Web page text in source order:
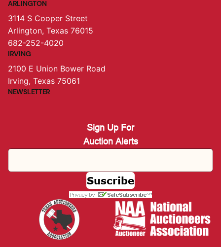
ARLINGTON
3114 S Cooper Street
Arlington, Texas 76015
682-252-4020
IRVING
2100 E Union Bower Road
Irving, Texas 75061
NEWSLETTER
Sign Up For
Auction Alerts